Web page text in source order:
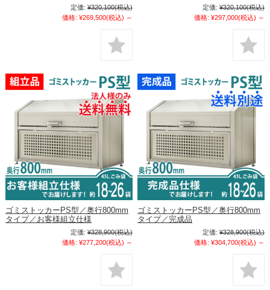
定価: ¥320,100(税込)
価格: ¥269,500(税込) ～
定価: ¥320,100(税込)
価格: ¥297,000(税込) ～
ゴミストッカーPS型／奥行800mm
タイプ／お客様組立仕様
定価: ¥328,900(税込)
価格: ¥277,200(税込) ～
ゴミストッカーPS型／奥行800mm
タイプ／完成品
定価: ¥328,900(税込)
価格: ¥304,700(税込) ～